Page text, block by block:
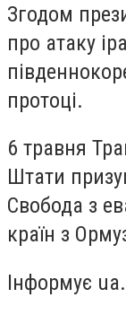
Згодом
про атаку
протоці.
6 травня
Штати
Свобода з
країн з
Інформує